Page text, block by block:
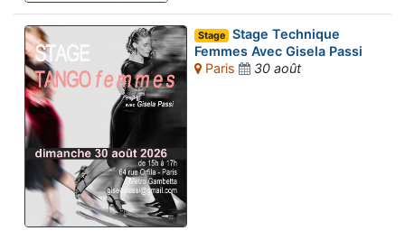
Stage
Stage Technique
Femmes Avec Gisela Passi
Paris
30 août